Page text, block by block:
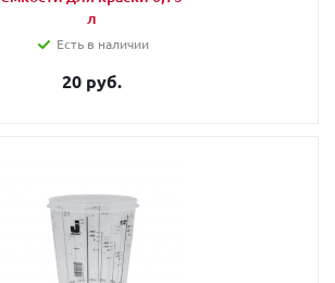
л
Есть в наличии
20 руб.